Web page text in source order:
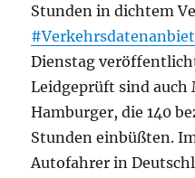
Stunden in dichtem
Dienstag
Leidgeprüft sind auch
Hamburger, die 140
Stunden einbüßten.
Autofahrer in